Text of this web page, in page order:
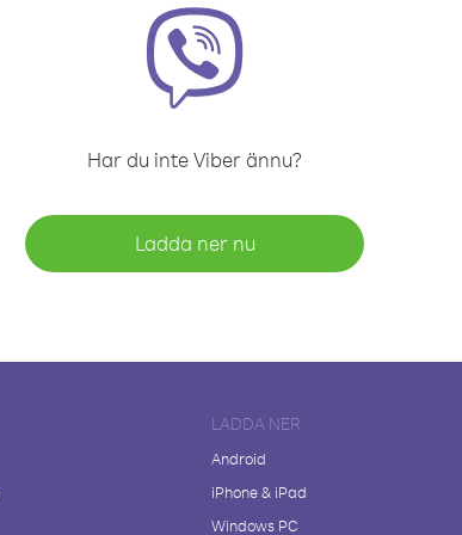
Har du inte Viber ännu?
Ladda ner nu
LADDA NER
Android
iPhone & iPad
Windows PC